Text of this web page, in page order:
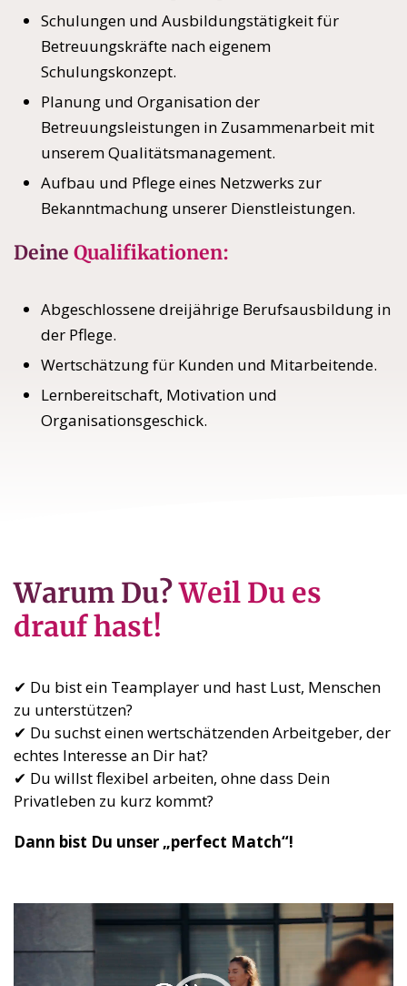
Schulungen und Ausbildungstätigkeit für
Betreuungskräfte nach eigenem
Schulungskonzept.
Planung und Organisation der
Betreuungsleistungen in Zusammenarbeit mit
unserem Qualitätsmanagement.
Aufbau und Pflege eines Netzwerks zur
Bekanntmachung unserer Dienstleistungen.
Deine Qualifikationen:
Abgeschlossene dreijährige Berufsausbildung in
der Pflege.
Wertschätzung für Kunden und Mitarbeitende.
Lernbereitschaft, Motivation und
Organisationsgeschick.
Warum Du?Weil Du es
drauf hast!
✔ Du bist ein Teamplayer und hast Lust, Menschen
zu unterstützen?
✔ Du suchst einen wertschätzenden Arbeitgeber, der
echtes Interesse an Dir hat?
✔ Du willst flexibel arbeiten, ohne dass Dein
Privatleben zu kurz kommt?
Dann bist Du unser „perfect Match“!
Video-
Player